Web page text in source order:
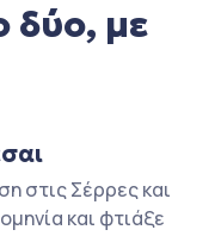
δύο, με
στις Σέρρες και
και φτιάξε